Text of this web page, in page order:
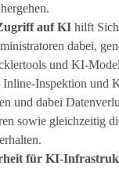
auf KIhilft
dabei,
und KI-
Inline-Inspektion und
und dabei
sowie gleichzeitig
für KI-